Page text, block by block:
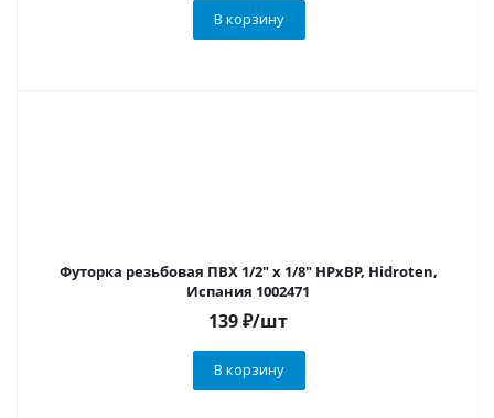
В корзину
Футорка резьбовая ПВХ 1/2" х 1/8" НРхВР, Hidroten,
Испания 1002471
139₽/шт
В корзину